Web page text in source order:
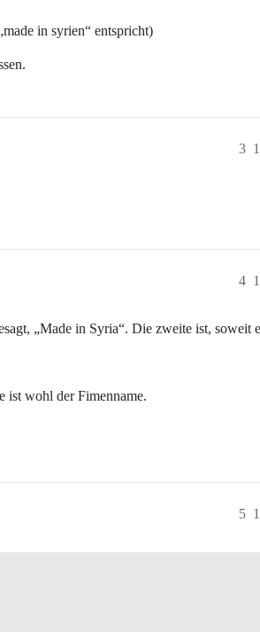
in syrien“ entspricht)
3
4
„Made in Syria“. Die zweite ist, soweit
ist wohl der Fimenname.
5